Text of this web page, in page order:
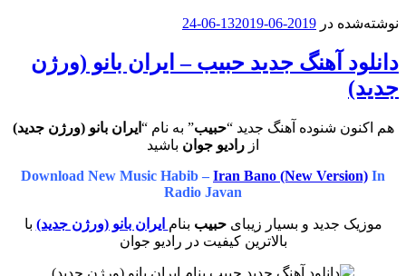
نوشته‌شده در 2019-06-13
2019-06-24
دانلود آهنگ جدید حبیب – ایران بانو (ورژن
جدید)
هم اکنون شنوده آهنگ جدید “حبیب” به نام “ ایران بانو (ورژن جدید)
از رادیو جوان باشید
Download New Music Habib – Iran Bano (New Version) In
Radio Javan
موزیک جدید و بسیار زیبایحبیب بنام ایران بانو (ورژن جدید) با
بالاترین کیفیت در رادیو جوان